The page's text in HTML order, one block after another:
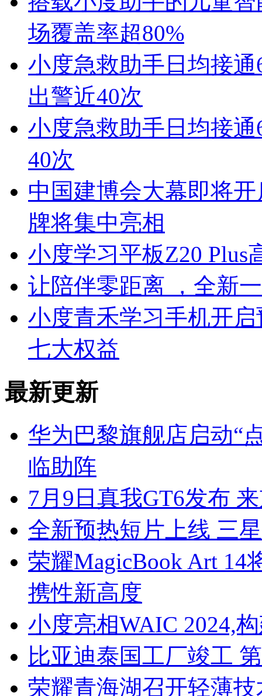
场覆盖率超80%
小度急救助手日均接
出警近40次
小度急救助手日均接
40次
中国建博会大幕即将
牌将集中亮相
小度学习平板Z20 Plus
让陪伴零距离 ，全新
小度青禾学习手机开
七大权益
最新更新
华为巴黎旗舰店启动“
临助阵
7月9日真我GT6发布
全新预热短片上线 三
荣耀MagicBook Art 14
携性新高度
小度亮相WAIC 2024,
比亚迪泰国工厂竣工
荣耀青海湖召开轻薄